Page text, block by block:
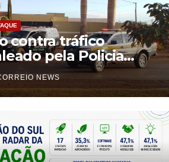
contra tráfico
pela Policia
do Sul
NEWS